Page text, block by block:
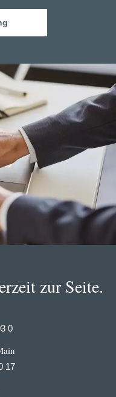
zur Seite.
0
17